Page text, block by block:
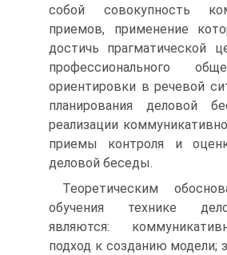
собой совокупность
приемов, применение
достичь прагматической
профессионального
ориентировки в речевой
планирования деловой
реализации
приемы контроля и
деловой беседы.
Теоретическим
обучения технике
являются:
подход к созданию модели;